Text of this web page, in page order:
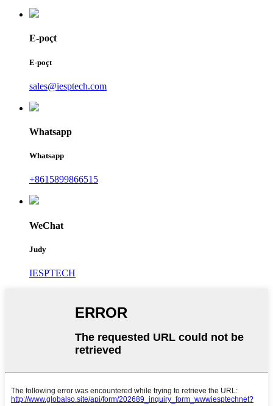
E-poçt
E-poçt
sales@iesptech.com
Whatsapp
Whatsapp
+8615899866515
WeChat
Judy
IESPTECH